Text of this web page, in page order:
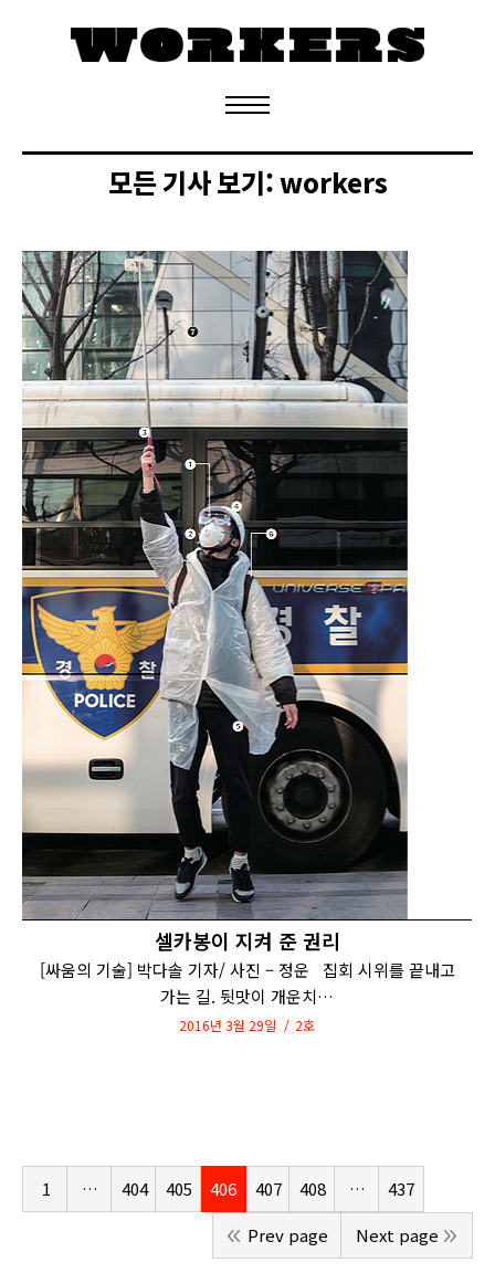
정기구독 신청
모든 기사 보기:workers
셀카봉이 지켜 준 권리
[싸움의 기술] 박다솔 기자/ 사진 – 정운 집회 시위를 끝내고
가는 길. 뒷맛이 개운치…
2016년 3월 29일 2호
1 … 404 405 406 407 408 …
437
Prev page
Next page